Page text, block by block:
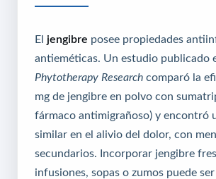
El jengibre posee propiedades
antieméticas. Un estudio publicado
Phytotherapy Research comparó la
mg de jengibre en polvo con
fármaco antimigrañoso) y encontró
similar en el alivio del dolor, con
secundarios. Incorporar jengibre
infusiones, sopas o zumos puede